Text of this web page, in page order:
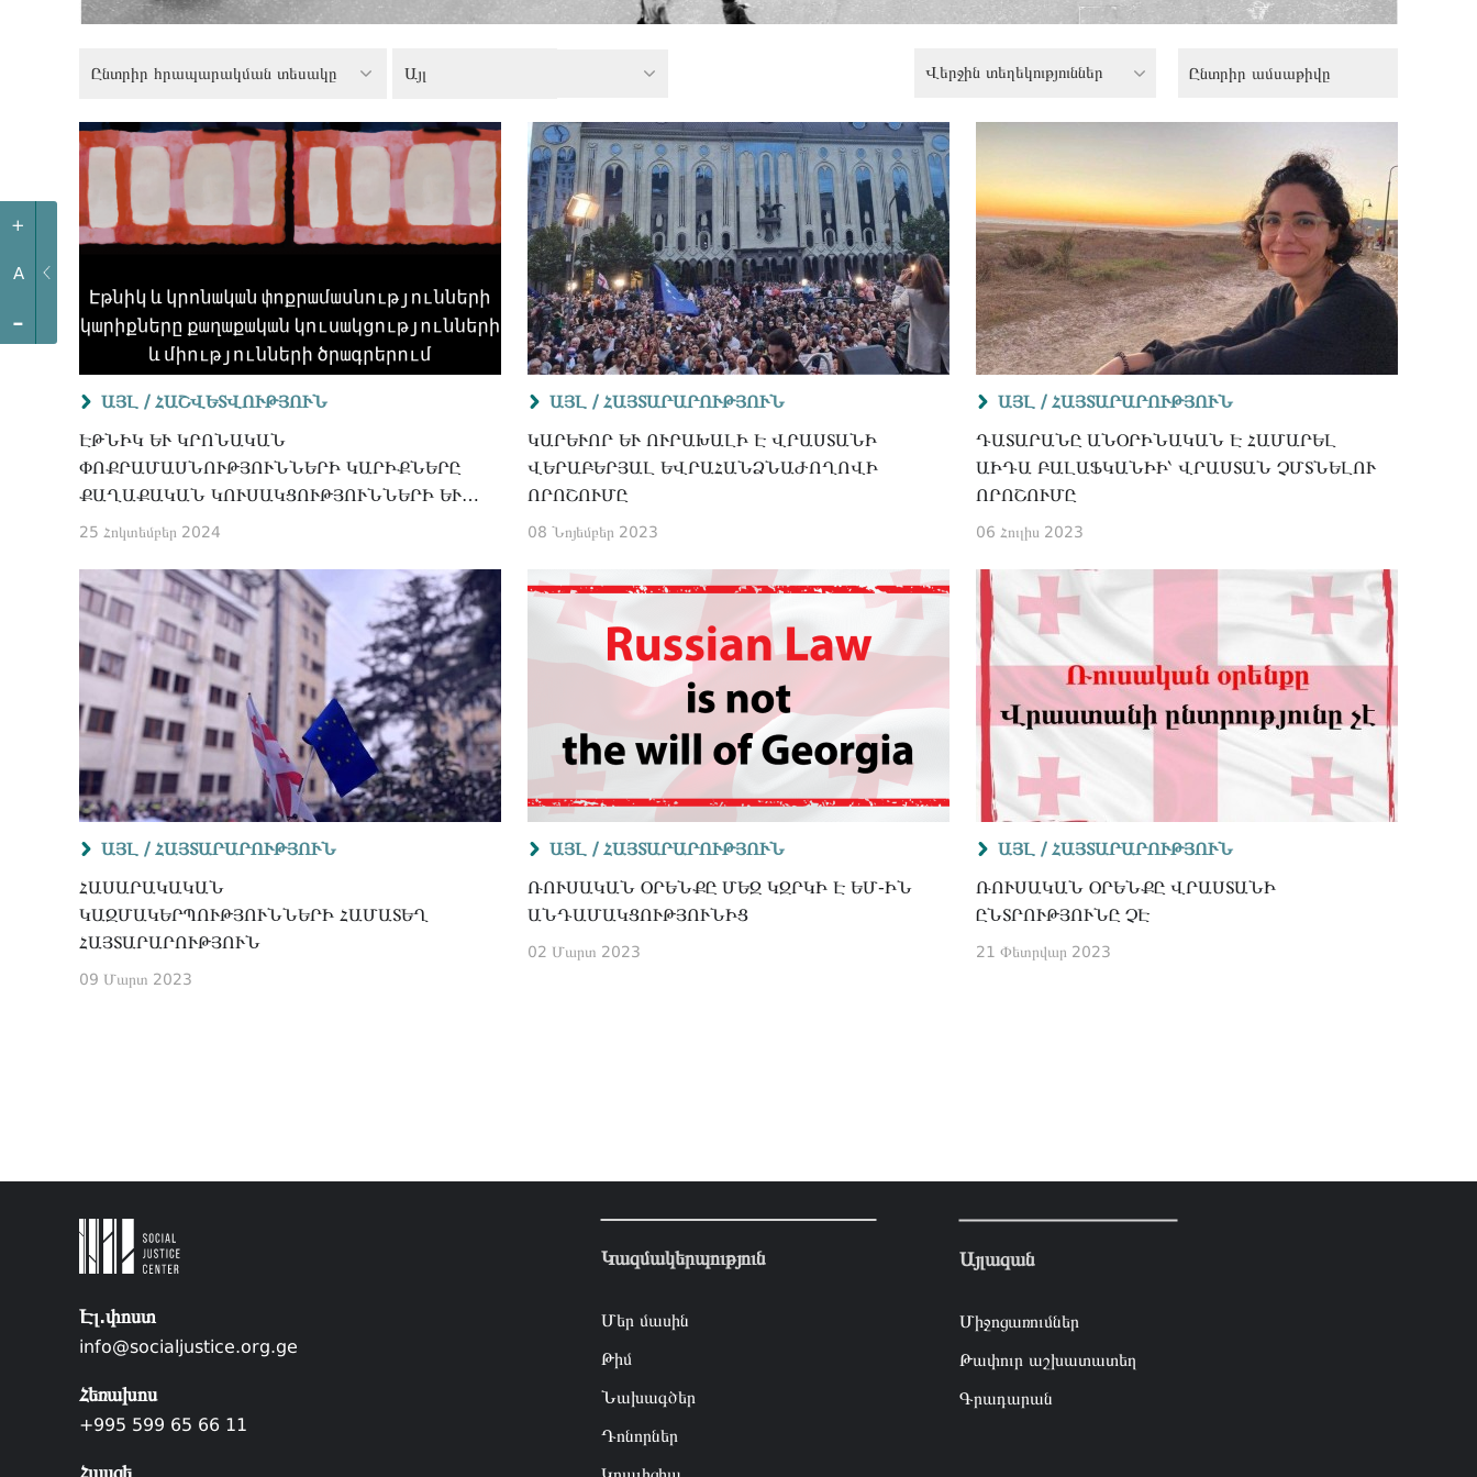
+
A
-
Ընտրիր հրապարակման տեսակը Այլ Վերջին տեղեկություններ
ԱՅԼ / ՀԱՇՎԵՏՎՈՒԹՅՈՒՆ
ԷԹՆԻԿ ԵՒ ԿՐՈՆԱԿԱՆ Փ
ՈՔՐԱՄԱՍՆՈՒԹՅՈՒՆՆԵՐԻ ԿԱՐԻՔՆԵՐԸ Ք
ԱՂԱՔԱԿԱՆ ԿՈՒՍԱԿՑՈՒԹՅՈՒՆՆԵՐԻ ԵՒ ՄԻ
ՈՒԹՅՈՒՆՆԵՐԻ ԾՐԱԳՐԵՐՈՒՄ
25 Հոկտեմբեր 2024
ԱՅԼ / ՀԱՅՏԱՐԱՐՈՒԹՅՈՒՆ
ԿԱՐԵՒՈՐ ԵՒ ՈՒՐԱԽԱԼԻ Է ՎՐԱՍՏԱՆԻ ՎԵ
ՐԱԲԵՐՅԱԼ ԵՎՐԱՀԱՆՁՆԱԺՈՂՈՎԻ ՈՐ
ՈՇՈՒՄԸ
08 Նոյեմբեր 2023
ԱՅԼ / ՀԱՅՏԱՐԱՐՈՒԹՅՈՒՆ
ԴԱՏԱՐԱՆԸ ԱՆՕՐԻՆԱԿԱՆ Է ՀԱՄԱՐԵԼ
ԱԻԴԱ ԲԱԼԱՖԿԱՆԻԻ՝ ՎՐԱՍՏԱՆ ՉՄՏՆԵԼՈՒ
ՈՐՈՇՈՒՄԸ
06 Հուլիս 2023
ԱՅԼ / ՀԱՅՏԱՐԱՐՈՒԹՅՈՒՆ
ՀԱՍԱՐԱԿԱԿԱՆ
ԿԱԶՄԱԿԵՐՊՈՒԹՅՈՒՆՆԵՐԻ ՀԱՄԱՏԵՂ
ՀԱՅՏԱՐԱՐՈՒԹՅՈՒՆ
09 Մարտ 2023
ԱՅԼ / ՀԱՅՏԱՐԱՐՈՒԹՅՈՒՆ
ՌՈՒՍԱԿԱՆ ՕՐԵՆՔԸ ՄԵԶ ԿԶՐԿԻ Է ԵՄ-ԻՆ
ԱՆԴԱՄԱԿՑՈՒԹՅՈՒՆԻՑ
02 Մարտ 2023
ԱՅԼ / ՀԱՅՏԱՐԱՐՈՒԹՅՈՒՆ
ՌՈՒՍԱԿԱՆ ՕՐԵՆՔԸ ՎՐԱՍՏԱՆԻ
ԸՆՏՐՈՒԹՅՈՒՆԸ ՉԷ
21 Փետրվար 2023
Էլ.փոստ
info@socialjustice.org.ge
Հեռախոս
+995 599 65 66 11
Հասցե
Կազմակերպություն
Մեր մասին
Թիմ
Նախագծեր
Դոնորներ
Այլազան
Միջոցառումներ
Թափուր աշխատատեղ
Գրադարան